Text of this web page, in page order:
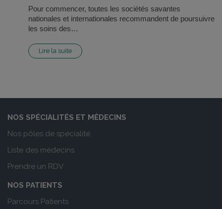
Pour commencer, toutes les sociétés savantes
nationales et internationales recommandent de poursuivre
les soins des…
Lire la suite
NOS SPÉCIALITÉS ET MÉDECINS
Nos pôles de spécialité
Liste des médecins
Prendre un RDV
NOS PATIENTS
Parcours Patients